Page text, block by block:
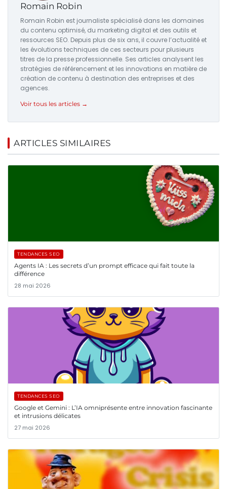
Romain Robin
Romain Robin est journaliste spécialisé dans les domaines
du contenu optimisé, du marketing digital et des outils et
ressources SEO. Depuis plus de six ans, il couvre l’actualité et
les évolutions techniques de ces secteurs pour plusieurs
titres de la presse professionnelle. Ses articles analysent les
stratégies de référencement et les innovations en matière de
création de contenu à destination des entreprises et des
agences.
Voir tous les articles →
ARTICLES SIMILAIRES
TENDANCES SEO
Agents IA : Les secrets d’un prompt efficace qui fait toute la
différence
28 mai 2026
TENDANCES SEO
Google et Gemini : L’IA omniprésente entre innovation fascinante
et intrusions délicates
27 mai 2026